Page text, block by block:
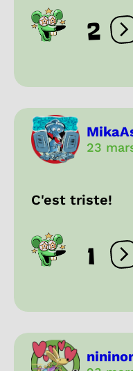
2
23
C'est triste!
1